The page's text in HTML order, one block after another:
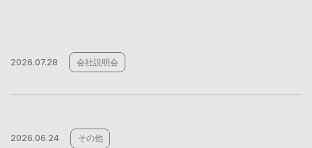
2026.07.28 会社説明会
2026.06.24 その他